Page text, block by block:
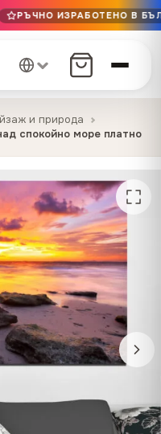
над €99
1–7 дни в ЕС
първокласни
РЪЧНО ИЗРАБОТЕНО В
и природа
спокойно море платно